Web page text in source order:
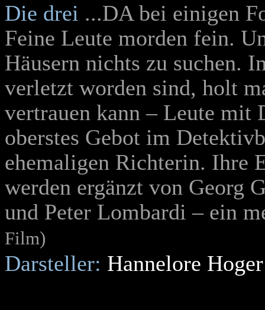
Die drei ...DA bei einigen
Feine Leute morden fein.
Häusern nichts zu suchen.
verletzt worden sind, holt
vertrauen kann – Leute
oberstes Gebot im
ehemaligen Richterin. Ihre
werden ergänzt von Georg
und Peter Lombardi – ein
Film)
Darsteller: Hannelore Hoger